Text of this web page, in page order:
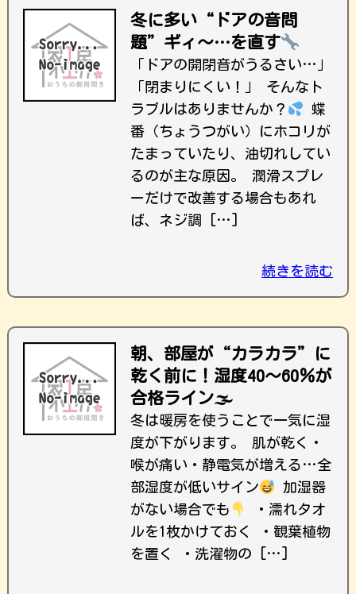
冬に多い“ドアの音問
題”ギィ〜…を直す
「ドアの開閉音がうるさい…」
「閉まりにくい！」 そんなト
ラブルはありませんか？
蝶
番（ちょうつがい）にホコリが
たまっていたり、油切れしてい
るのが主な原因。 潤滑スプレ
ーだけで改善する場合もあれ
ば、ネジ調 […]
続きを読む
朝、部屋が“カラカラ”に
乾く前に！湿度40〜60％が
合格ライン🌫
冬は暖房を使うことで一気に湿
度が下がります。 肌が乾く・
喉が痛い・静電気が増える…全
部湿度が低いサイン
加湿器
がない場合でも
・濡れタオ
ルを1枚かけておく ・観葉植物
を置く ・洗濯物の […]